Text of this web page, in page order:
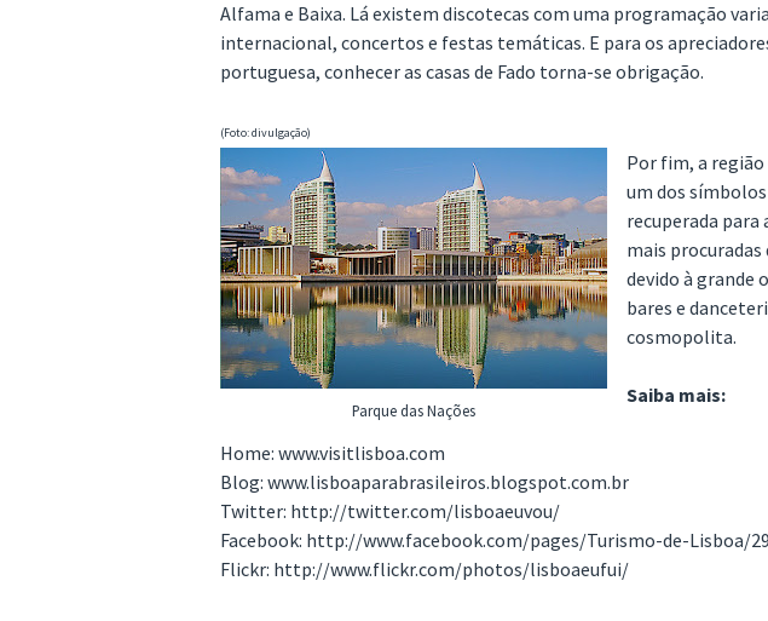
Alfama e Baixa. Lá existem discotecas com uma programação
internacional, concertos e festas temáticas. E para os
portuguesa, conhecer as casas de Fado torna-se obrigação.
(Foto: divulgação)
Parque das Nações
Por fim, a região
um dos
recuperada para
mais
devido à grande
bares e
cosmopolita.
Saiba mais:
Home: www.visitlisboa.com
Blog: www.lisboaparabrasileiros.blogspot.com.br
Twitter: http://twitter.com/lisboaeuvou/
Facebook: http://www.facebook.com/pages/Turismo-de-Lisboa/
Flickr: http://www.flickr.com/photos/lisboaeufui/